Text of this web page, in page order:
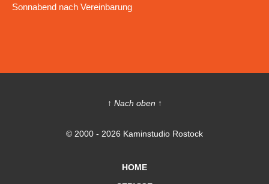
Sonnabend nach Vereinbarung
↑ Nach oben ↑
© 2000 - 2026 Kaminstudio Rostock
HOME